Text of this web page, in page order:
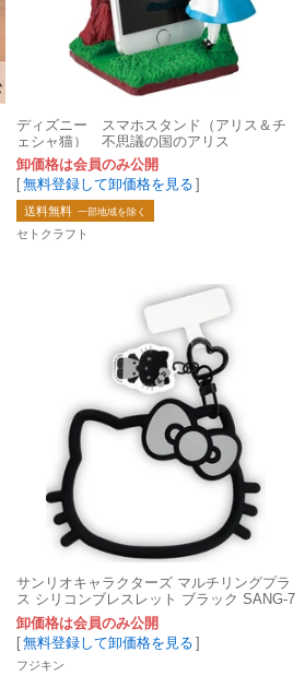
ディズニー スマホスタンド（アリス＆チ
ェシャ猫） 不思議の国のアリス
卸価格は会員のみ公開
[無料登録して卸価格を見る ]
送料無料 一部地域を除く
セトクラフト
サンリオキャラクターズ マルチリングプラ
ス シリコンブレスレット ブラック SANG-7
06BK
卸価格は会員のみ公開
[無料登録して卸価格を見る ]
フジキン